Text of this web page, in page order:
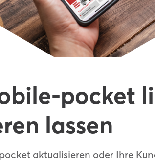
pocket
lassen
aktualisieren oder Ihre